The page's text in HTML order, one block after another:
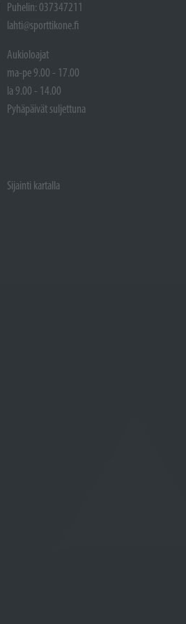
Puhelin: 037347211
lahti@sporttikone.fi
Aukioloajat
ma-pe 9.00 - 17.00
la 9.00 - 14.00
Pyhäpäivät suljettuna
Sijainti kartalla